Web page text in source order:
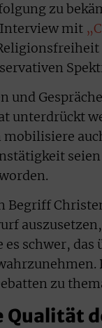
zu
mit „
und
unterdrückt
Begriff
schwer, das
zu
Qualität